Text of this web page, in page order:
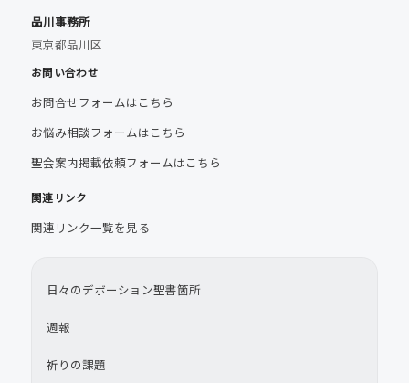
品川事務所
東京都品川区
お問い合わせ
お問合せフォームはこちら
お悩み相談フォームはこちら
聖会案内掲載依頼フォームはこちら
関連リンク
関連リンク一覧を見る
日々のデボーション聖書箇所
週報
祈りの課題